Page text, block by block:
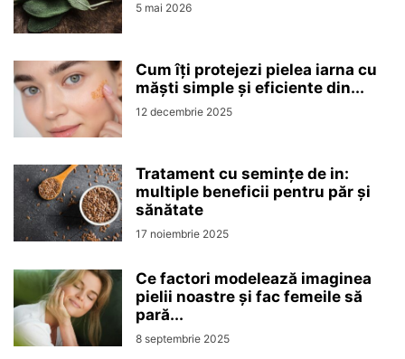
5 mai 2026
Cum îți protejezi pielea iarna cu
măști simple și eficiente din...
12 decembrie 2025
Tratament cu semințe de in:
multiple beneficii pentru păr și
sănătate
17 noiembrie 2025
Ce factori modelează imaginea
pielii noastre și fac femeile să
pară...
8 septembrie 2025